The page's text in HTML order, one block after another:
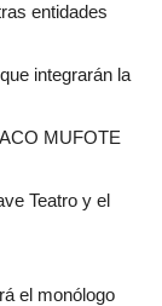
entidades
integrarán la
MUFOTE
Teatro y el
el monólogo